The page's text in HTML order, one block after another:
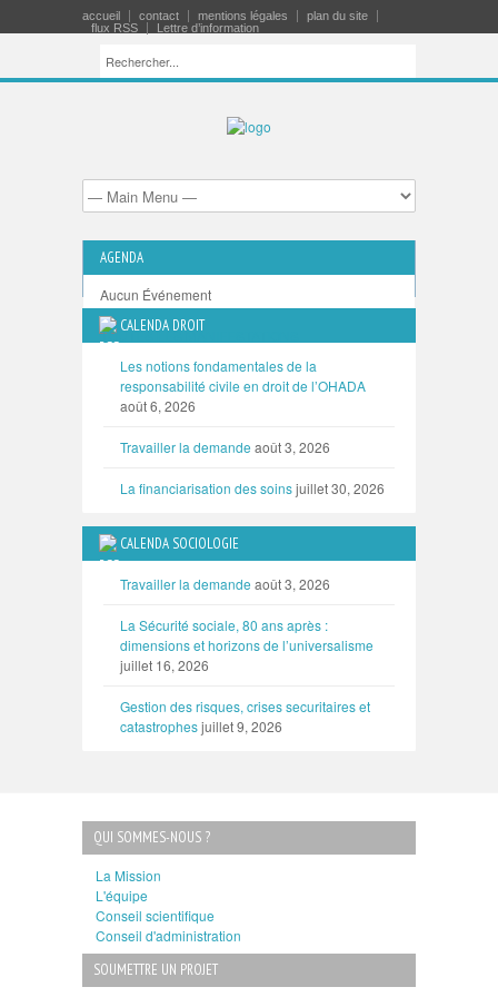
accueil contact mentions légales
plan du site
flux RSS
Lettre d’information
AGENDA
Aucun Événement
TOUTES LES MANIFESTATIONS
CALENDA DROIT
Les notions fondamentales de la
responsabilité civile en droit de l’OHADA
août 6, 2026
Travailler la demande août 3, 2026
La financiarisation des soinsjuillet 30, 2026
CALENDA SOCIOLOGIE
Travailler la demande août 3, 2026
La Sécurité sociale, 80 ans après :
dimensions et horizons de l’universalisme
juillet 16, 2026
Gestion des risques, crises securitaires et
catastrophesjuillet 9, 2026
QUI SOMMES-NOUS ?
La Mission
L'équipe
Conseil scientifique
Conseil d'administration
SOUMETTRE UN PROJET